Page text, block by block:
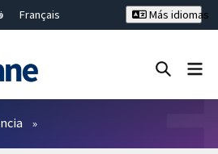
Français
體中文
Más idiomas